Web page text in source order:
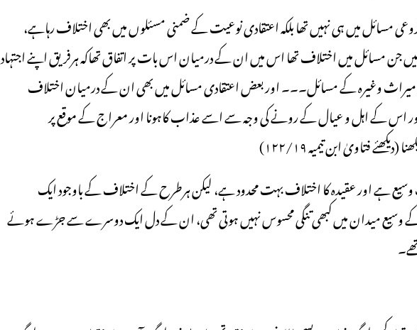
مسائل میں ہی نہیں تھا بلکہ اعتقادی نوعیت کے ضمنی مسئلوں میں بھی اختلاف رہاہے،
میں جن مسائل میں اختلاف تھا اس میں ان کے درمیان اس بات پر اتفاق تھاکہ ہرفریق اپنے اجتہاد
میراث وغیرہ کے مسائل۔۔۔ اور بعض اعتقادی مسائل میں بھی ان کے درمیان اختلاف
اور اس کے اہل و عیال کے رونے کی وجہ سے اسے عذاب کاہونا اور معراج کے موقع پر
فتاویٰ ابن تیمیہ ۱۲۲/۱۹)
ہے اور عقیدہ کا اختلاف بہت محدود ہے، لیکن ہرطرح کے اختلاف کے باوجود ایک
میدان میں کبھی تنگی محسوس نہیں ہوتی تھی، ان کے دل ایک دوسرے سے جڑے ہوئے